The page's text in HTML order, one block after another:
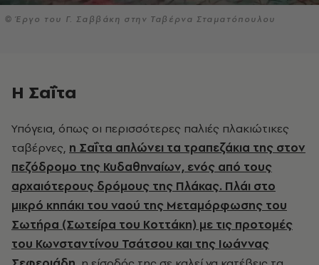
© Έργο του Γ. Σαββάκη στην Ταβέρνα Σταματόπουλου
Η Σαΐτα
Υπόγεια, όπως οι περισσότερες παλιές πλακιώτικες
ταβέρνες, η Σαΐτα απλώνει τα τραπεζάκια της στον
πεζόδρομο της Κυδαθηναίων, ενός από τους
αρχαιότερους δρόμους της Πλάκας. Πλάι στο
μικρό κηπάκι του ναού της Μεταμόρφωσης του
Σωτήρα (Σωτείρα του Κοττάκη) με τις προτομές
του Κωνσταντίνου Τσάτσου και της Ιωάννας